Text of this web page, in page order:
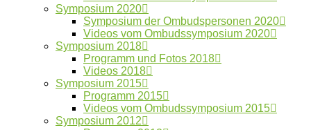
Symposium 2020
Symposium der Ombudspersonen 2020
Videos vom Ombudssymposium 2020
Symposium 2018
Programm und Fotos 2018
Videos 2018
Symposium 2015
Programm 2015
Videos vom Ombudssymposium 2015
Symposium 2012
Schlagwörter
Anonymität Autorschaften Betreuung
Datenfälschung Datennutzung
Fehlverhalten Forschungsdaten
Forschungsethik gute Betreuung GWP